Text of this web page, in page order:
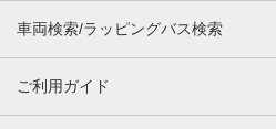
車両検索/ラッピングバス検索
ご利用ガイド